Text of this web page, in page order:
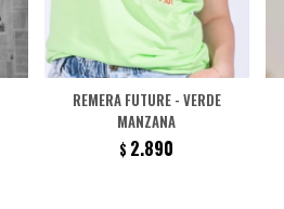
REMERA FUTURE - VERDE
MANZANA
$ 2.890